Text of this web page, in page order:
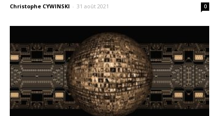
Christophe CYWINSKI - 31 août 2021 0